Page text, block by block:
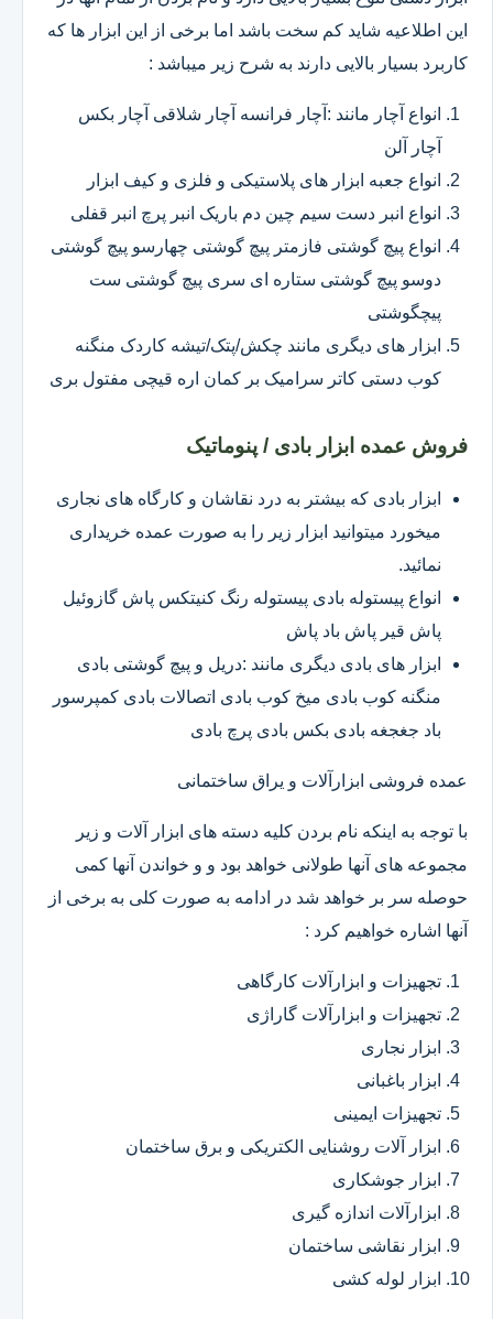
این اطلاعیه شاید کم سخت باشد اما برخی از این ابزار ها که
کاربرد بسیار بالایی دارند به شرح زیر میباشد :
انواع آچار مانند :آچار فرانسه آچار شلاقی آچار بکس
آچار آلن
انواع جعبه ابزار های پلاستیکی و فلزی و کیف ابزار
انواع انبر دست سیم چین دم باریک انبر پرچ انبر قفلی
انواع پیچ گوشتی فازمتر پیچ گوشتی چهارسو پیچ گوشتی
دوسو پیچ گوشتی ستاره ای سری پیچ گوشتی ست
پیچگوشتی
ابزار های دیگری مانند چکش/پتک/تیشه کاردک منگنه
کوب دستی کاتر سرامیک بر کمان اره قیچی مفتول بری
فروش عمده ابزار بادی / پنوماتیک
ابزار بادی که بیشتر به درد نقاشان و کارگاه های نجاری
میخورد میتوانید ابزار زیر را به صورت عمده خریداری
نمائید.
انواع پیستوله بادی پیستوله رنگ کنیتکس پاش گازوئیل
پاش قیر پاش باد پاش
ابزار های بادی دیگری مانند :دریل و پیچ گوشتی بادی
منگنه کوب بادی میخ کوب بادی اتصالات بادی کمپرسور
باد جغجغه بادی بکس بادی پرچ بادی
عمده فروشی ابزارآلات و یراق ساختمانی
با توجه به اینکه نام بردن کلیه دسته های ابزار آلات و زیر
مجموعه های آنها طولانی خواهد بود و و خواندن آنها کمی
حوصله سر بر خواهد شد در ادامه به صورت کلی به برخی از
آنها اشاره خواهیم کرد :
تجهیزات و ابزارآلات کارگاهی
تجهیزات و ابزارآلات گاراژی
ابزار نجاری
ابزار باغبانی
تجهیزات ایمینی
ابزار آلات روشنایی الکتریکی و برق ساختمان
ابزار جوشکاری
ابزارآلات اندازه گیری
ابزار نقاشی ساختمان
ابزار لوله کشی